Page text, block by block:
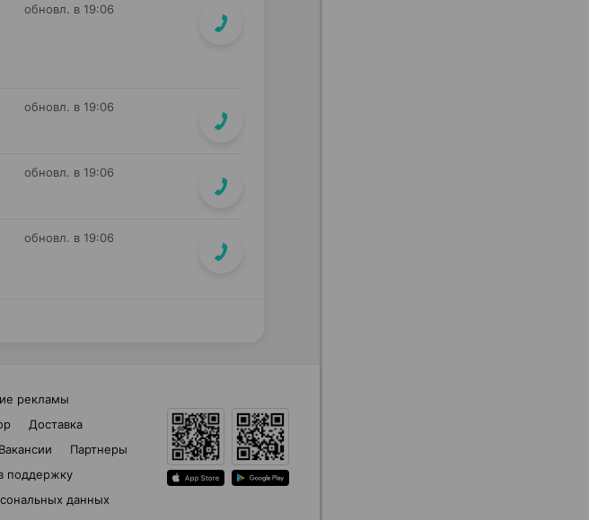
обновл. в 19:06
обновл. в 19:06
обновл. в 19:06
обновл. в 19:06
рекламы
Доставка
Вакансии
Партнеры
поддержку
данных